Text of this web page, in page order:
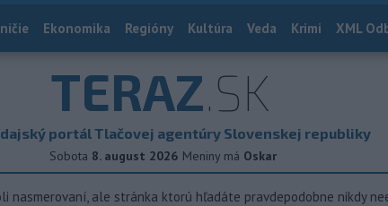
Ekonomika Regióny Kultúra Veda Krimi XML
TERAZ.SK
portál Tlačovej agentúry Slovenskej republiky
Sobota 8. august 2026 Meniny má Oskar
nasmerovaní, ale stránka ktorú hľadáte pravdepodobne nikdy